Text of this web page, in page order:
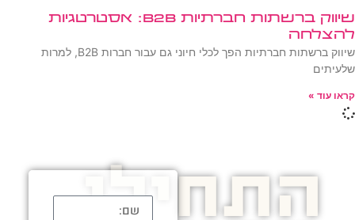
שיווק ברשתות חברתיות B2B: אסטרטגיות
להצלחה
שיווק ברשתות חברתיות הפך לכלי חיוני גם עבור חברות B2B, למרות
שלעיתים
קראו עוד »
התחילו